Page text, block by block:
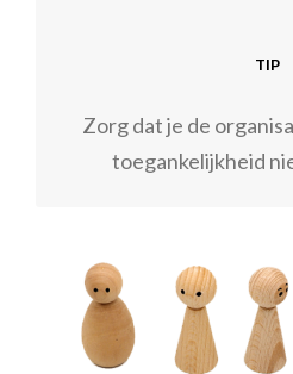
TIP
Zorg dat je de
toegankelijkheid